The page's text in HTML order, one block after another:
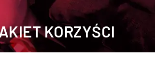
KORZYŚCI